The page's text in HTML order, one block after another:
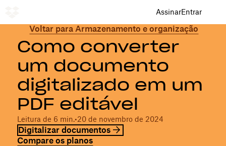
AssinarEntrar
Voltar para Armazenamento e organização
Como converter
um documento
digitalizado em um
PDF editável
Leitura de 6 min.•20 de novembro de 2024
Digitalizar documentos
Compare os planos